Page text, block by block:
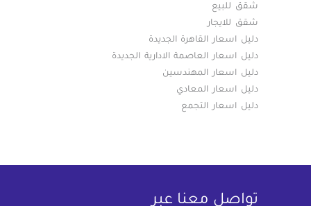
شقق للبيع
شقق للايجار
دليل اسعار القاهرة الجديدة
دليل اسعار العاصمة الادارية الجديدة
دليل اسعار المهندسين
دليل اسعار المعادي
دليل اسعار التجمع
تواصل معنا عبر